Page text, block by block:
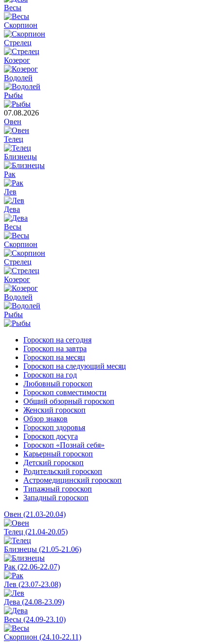
Весы
Скорпион
Стрелец
Козерог
Водолей
Рыбы
07.08.2026
Овен
Телец
Близнецы
Рак
Лев
Дева
Весы
Скорпион
Стрелец
Козерог
Водолей
Рыбы
Гороскоп на сегодня
Гороскоп на завтра
Гороскоп на месяц
Гороскоп на следующий месяц
Гороскоп на год
Любовный гороскоп
Гороскоп совместимости
Общий обзорный гороскоп
Женский гороскоп
Обзор знаков
Гороскоп здоровья
Гороскоп досуга
Гороскоп «Познай себя»
Карьерный гороскоп
Детский гороскоп
Родительский гороскоп
Астромедицинский гороскоп
Типажный гороскоп
Западный гороскоп
Овен (21.03-20.04)
Телец (21.04-20.05)
Близнецы (21.05-21.06)
Рак (22.06-22.07)
Лев (23.07-23.08)
Дева (24.08-23.09)
Весы (24.09-23.10)
Скорпион (24.10-22.11)